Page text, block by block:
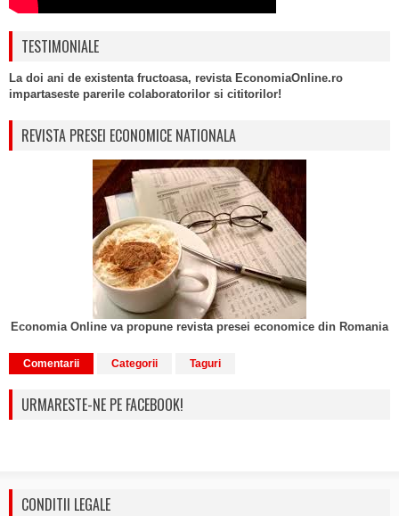
TESTIMONIALE
La doi ani de existenta fructoasa, revista EconomiaOnline.ro
impartaseste parerile colaboratorilor si cititorilor!
REVISTA PRESEI ECONOMICE NATIONALA
Economia Online va propune revista presei economice din Romania
Comentarii Categorii Taguri
URMARESTE-NE PE FACEBOOK!
CONDITII LEGALE